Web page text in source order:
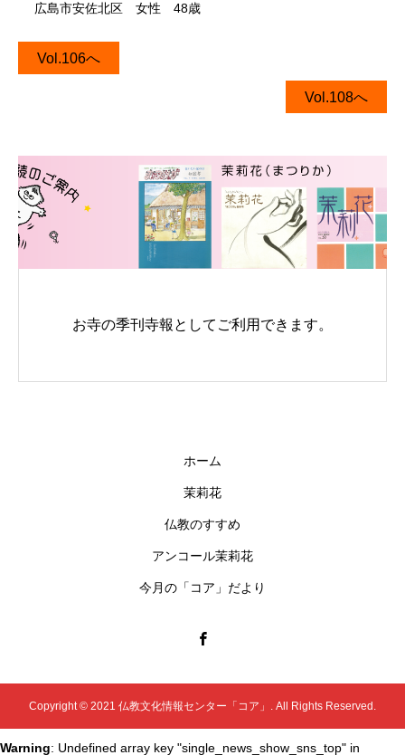
広島市安佐北区 女性 48歳
Vol.106へ
Vol.108へ
お寺の季刊寺報としてご利用できます。
ホーム
茉莉花
仏教のすすめ
アンコール茉莉花
今月の「コア」だより
Copyright © 2021 仏教文化情報センター「コア」. All Rights Reserved.
Warning: Undefined array key "single_news_show_sns_top" in